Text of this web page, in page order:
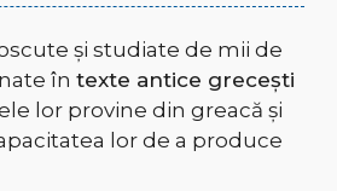
și studiate de mii de
în texte antice grecești
lor provine din greacă și
lor de a produce